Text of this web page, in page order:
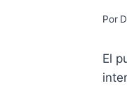
Por
El